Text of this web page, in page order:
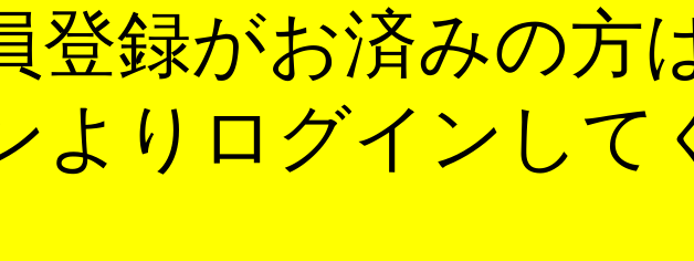
登録がお済みの方
よりログインして